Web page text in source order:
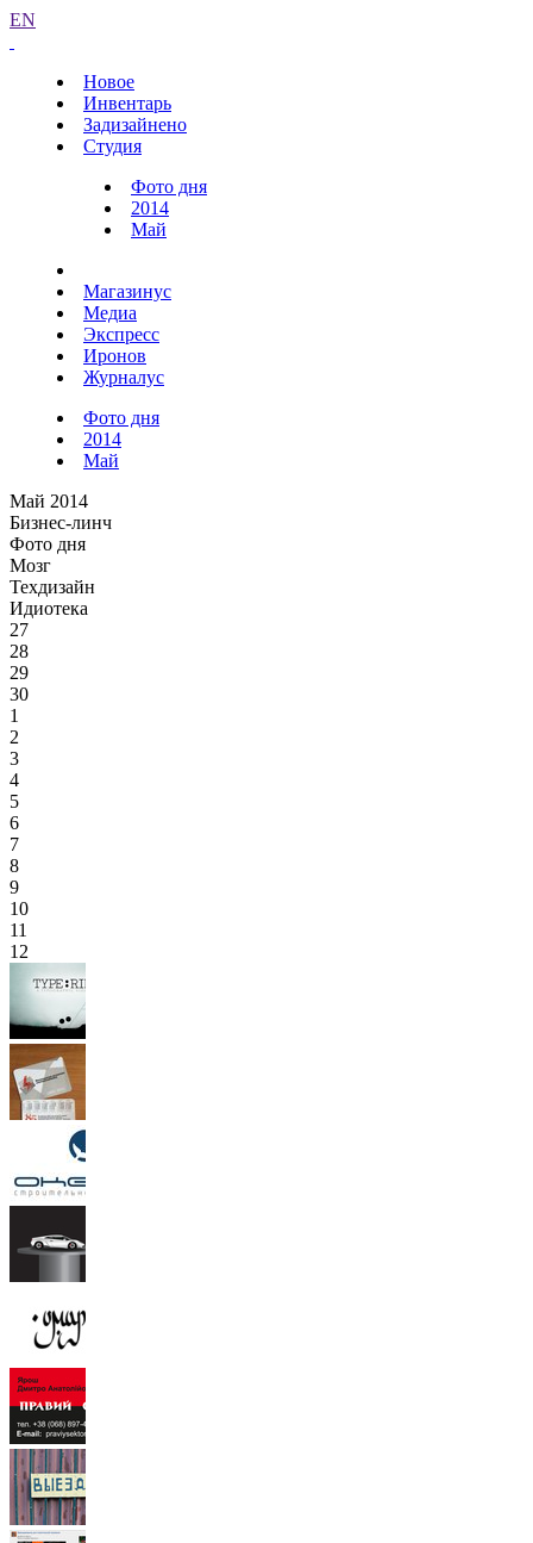
EN
Новое
Инвентарь
Задизайнено
Студия
Фото дня
2014
Май
Магазинус
Медиа
Экспресс
Иронов
Журналус
Фото дня
2014
Май
Май 2014
Бизнес-линч
Фото дня
Мозг
Техдизайн
Идиотека
27
28
29
30
1
2
3
4
5
6
7
8
9
10
11
12